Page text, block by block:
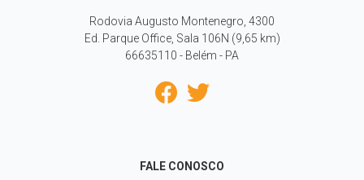
Rodovia Augusto Montenegro, 4300
Ed. Parque Office, Sala 106N (9,65 km)
66635110 - Belém - PA
FALE CONOSCO